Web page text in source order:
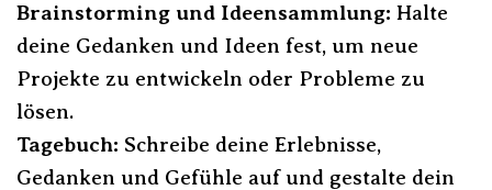
Brainstorming und Ideensammlung: Halte
deine Gedanken und Ideen fest, um neue
Projekte zu entwickeln oder Probleme zu
lösen.
Tagebuch: Schreibe deine Erlebnisse,
Gedanken und Gefühle auf und gestalte dein